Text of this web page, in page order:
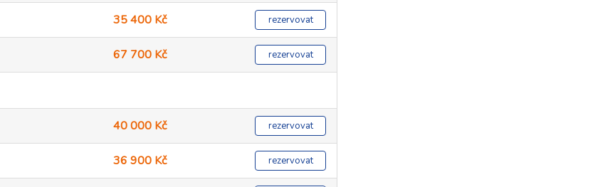
35 400 Kč rezervovat
67 700 Kč rezervovat
40 000 Kč rezervovat
36 900 Kč rezervovat